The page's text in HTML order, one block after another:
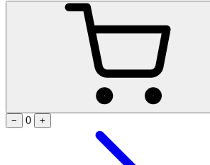
−
0 +